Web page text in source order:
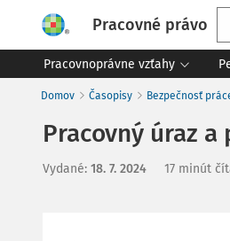
Pracovné právo
Pracovnoprávne vzťahy
Domov Časopisy Bezpečnosť
Pracovný úraz
Vydané: 18. 7. 2024 17 minút